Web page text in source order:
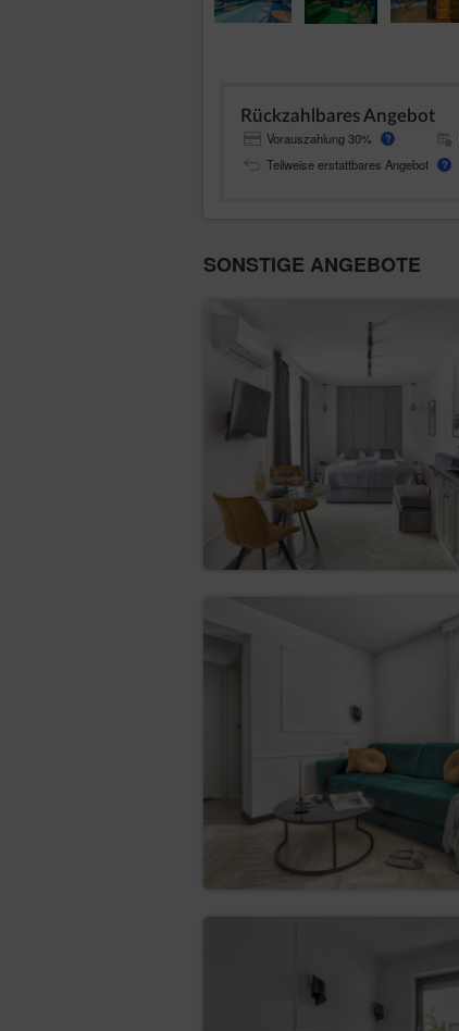
Rückzahlbares Angebot
Vorauszahlung 30% ?
Teilweise erstattbares Angebot
?
SONSTIGE ANGEBOTE